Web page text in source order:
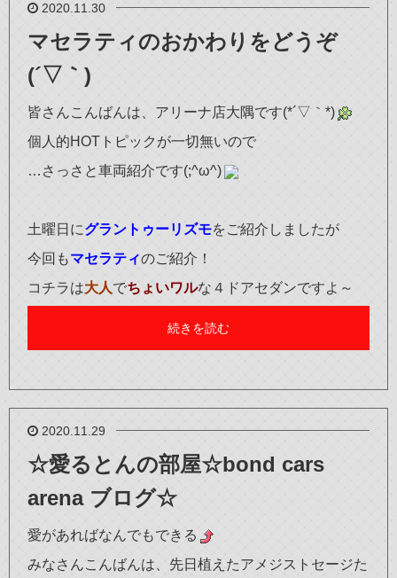
2020.11.30
マセラティのおかわりをどうぞ
(´▽｀)
皆さんこんばんは、アリーナ店大隅です(*´▽｀*)
個人的HOTトピックが一切無いので
…さっさと車両紹介です(;^ω^)
土曜日にグラントゥーリズモをご紹介しましたが
今回もマセラティのご紹介！
コチラは大人でちょいワルな４ドアセダンですよ～
続きを読む
2020.11.29
☆愛るとんの部屋☆bond cars
arena ブログ☆
愛があればなんでもできる
みなさんこんばんは、先日植えたアメジストセージた